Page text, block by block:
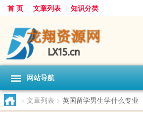
首 页 文章列表 知识分类
网站导航
> 文章列表 > 英国留学男生学什么专业